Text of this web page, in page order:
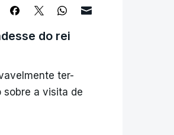
dos EUA deteve
do rei
ter-
sobre a visita de